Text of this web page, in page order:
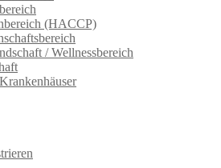
(HACCP)
/ Wellnessbereich